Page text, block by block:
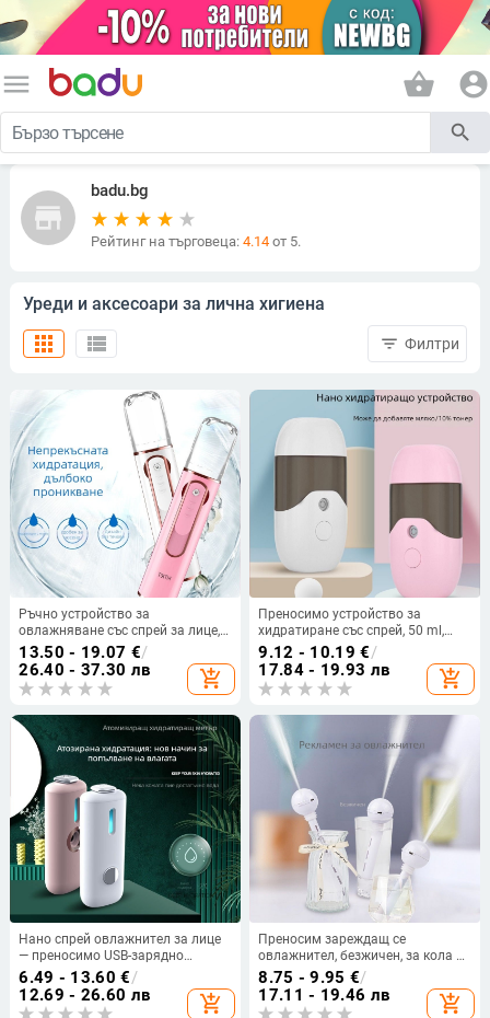
menu shopping_basket account_circle
search
store
badu.bg
Рейтинг на търговеца: 4.14от 5.
Уреди и аксесоари за лична хигиена
view_list
apps filter_list Филтри
Ръчно устройство за
овлажняване със спрей за лице,
нано овлажняване, USB
презареждаем овлажнител и
компактно преносимо
захранване
13.50 - 19.07 €/
26.40 - 37.30 лв
add_shopping_cart
Преносимо устройство за
хидратиране със спрей, 50 ml,
ръчно, студен спрей, овлажнител
за лице USB
9.12 - 10.19 €/
17.84 - 19.93 лв
add_shopping_cart
Нано спрей овлажнител за лице
— преносимо USB-зарядно
устройство за красота, студено
пръскане, 0.1 ml/min атомизация,
5V USB захранване, ABS корпус
6.49 - 13.60 €/
12.69 - 26.60 лв
add_shopping_cart
Преносим зареждащ се
овлажнител, безжичен, за кола и
дом, хладно пръскане, 3-ти режим
8.75 - 9.95 €/
17.11 - 19.46 лв
add_shopping_cart